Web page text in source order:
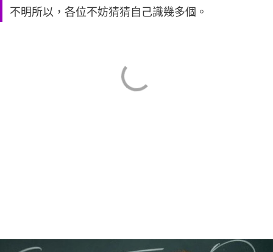
不明所以，各位不妨猜猜自己識幾多個。